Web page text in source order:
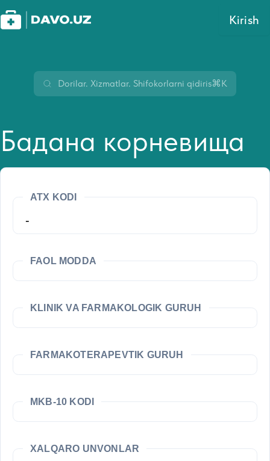
Kirish
⌘K
Бадана корневища
ATX KODI
-
FAOL MODDA
KLINIK VA FARMAKOLOGIK GURUH
FARMAKOTERAPEVTIK GURUH
MKB-10 KODI
XALQARO UNVONLAR